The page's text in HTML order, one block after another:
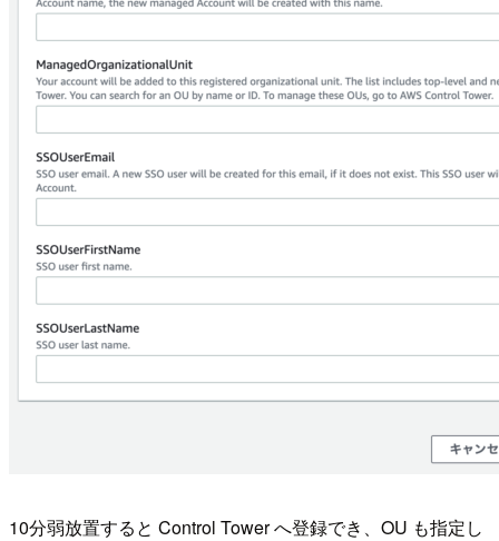
10分弱放置すると Control Tower へ登録でき、OU も指定し